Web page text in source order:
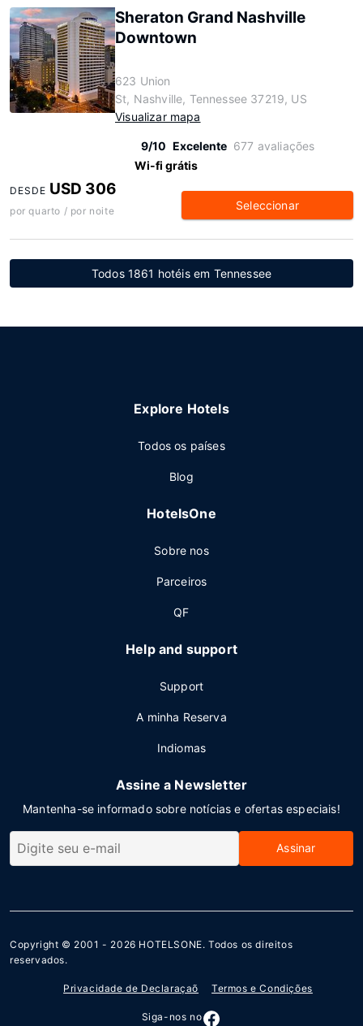
Sheraton Grand Nashville
Downtown
623 Union
St, Nashville, Tennessee 37219, US
Visualizar mapa
9/10 Excelente 677 avaliações
Wi-fi grátis
DESDE USD 306
por quarto / por noite Seleccionar
Todos 1861 hotéis em Tennessee
Explore Hotels
Todos os países
Blog
HotelsOne
Sobre nos
Parceiros
QF
Help and support
Support
A minha Reserva
Indiomas
Assine a Newsletter
Mantenha-se informado sobre notícias e ofertas especiais!
Assinar
Copyright © 2001 - 2026 HOTELSONE. Todos os direitos
reservados.
Privacidade de Declaraçaõ Termos e Condições
Siga-nos no